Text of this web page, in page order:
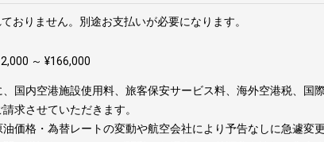
おりません。別途お支払いが必要になります。
～ ¥166,000
国内空港施設使用料、旅客保安サービス料、海外空港税、国
求させていただきます。
価格・為替レートの変動や航空会社により予告なしに急遽変